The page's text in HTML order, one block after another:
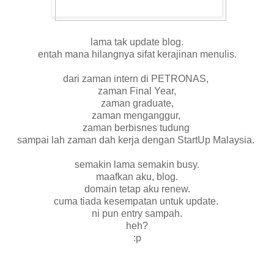
lama tak update blog.
entah mana hilangnya sifat kerajinan menulis.
dari zaman intern di PETRONAS,
zaman Final Year,
zaman graduate,
zaman menganggur,
zaman berbisnes tudung
sampai lah zaman dah kerja dengan StartUp Malaysia.
semakin lama semakin busy.
maafkan aku, blog.
domain tetap aku renew.
cuma tiada kesempatan untuk update.
ni pun entry sampah.
heh?
:p